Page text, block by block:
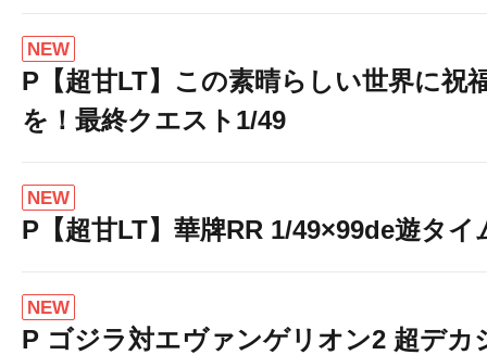
NEW
P【超甘LT】この素晴らしい世界に祝
を！最終クエスト1/49
NEW
P【超甘LT】華牌RR 1/49×99de遊タイ
NEW
P ゴジラ対エヴァンゲリオン2 超デカ